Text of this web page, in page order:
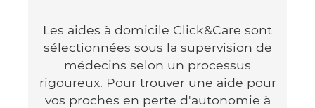
Les aides à domicile Click&Care sont
sélectionnées sous la supervision de
médecins selon un processus
rigoureux. Pour trouver une aide pour
vos proches en perte d'autonomie à